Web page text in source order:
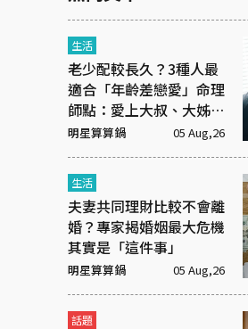
生活
老少配較長久？3種人最
適合「年齡差戀愛」命理
師點：愛上大叔、大姊有
原因
明星算算鍋 05 Aug,26
生活
夫妻共同理財比較不會離
婚？專家揭婚姻最大危機
其實是「這件事」
明星算算鍋 05 Aug,26
話題